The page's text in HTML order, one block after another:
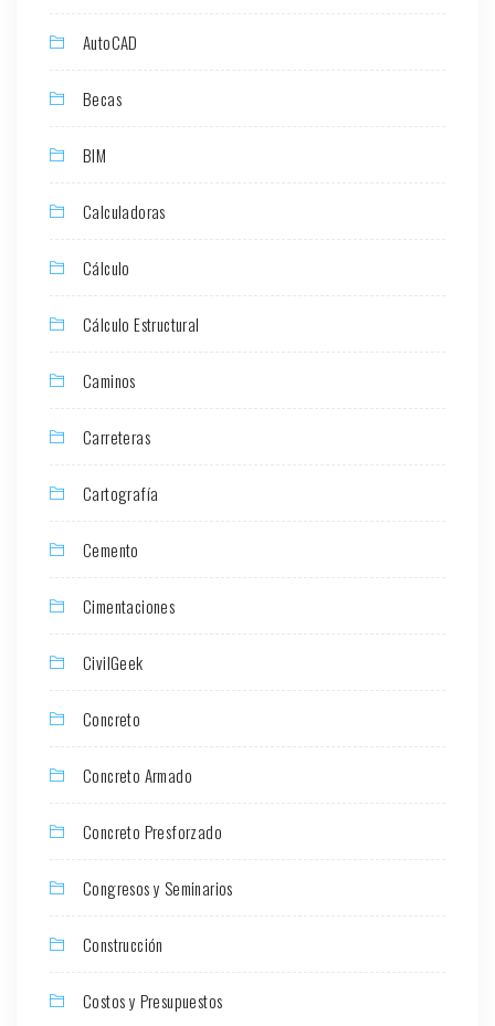
AutoCAD
Becas
BIM
Calculadoras
Cálculo
Cálculo Estructural
Caminos
Carreteras
Cartografía
Cemento
Cimentaciones
CivilGeek
Concreto
Concreto Armado
Concreto Presforzado
Congresos y Seminarios
Construcción
Costos y Presupuestos